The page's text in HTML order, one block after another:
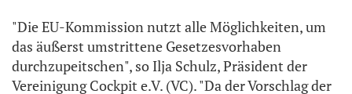
"Die EU-Kommission nutzt alle Möglichkeiten, um
das äußerst umstrittene Gesetzesvorhaben
durchzupeitschen", so Ilja Schulz, Präsident der
Vereinigung Cockpit e.V. (VC). "Da der Vorschlag der